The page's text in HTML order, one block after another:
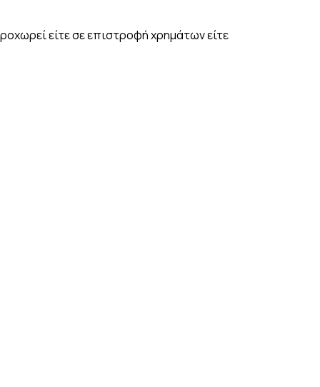
είτε σε επιστροφή χρημάτων είτε